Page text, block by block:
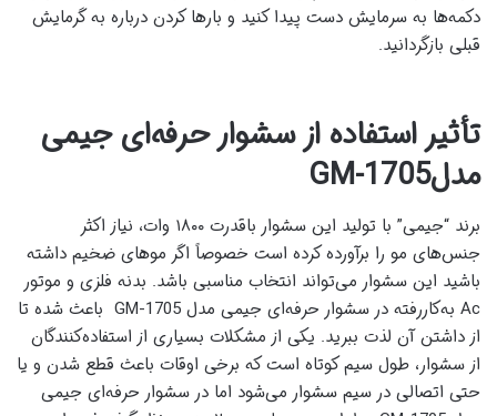
دکمه‌ها به سرمایش دست پیدا کنید و بارها کردن درباره به گرمایش
قبلی بازگردانید.
تأثیر استفاده از سشوار حرفه‌ای جیمی
مدلGM-1705
برند “جیمی” با تولید این سشوار باقدرت ۱۸۰۰ وات، نیاز اکثر
جنس‌های مو را برآورده کرده است خصوصاً اگر موهای ضخیم داشته
باشید این سشوار می‌تواند انتخاب مناسبی باشد. بدنه فلزی و موتور
Ac به‌کاررفته در سشوار حرفه‌ای جیمی مدل GM-1705 باعث شده تا
از داشتن آن لذت ببرید. یکی از مشکلات بسیاری از استفاده‌کنندگان
از سشوار، طول سیم کوتاه است که برخی اوقات باعث قطع شدن و یا
حتی اتصالی در سیم سشوار می‌شود اما در سشوار حرفه‌ای جیمی